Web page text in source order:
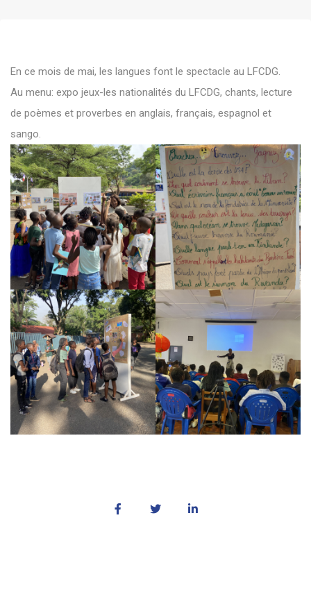
En ce mois de mai, les langues font le spectacle au LFCDG.
Au menu: expo jeux-les nationalités du LFCDG, chants, lecture
de poèmes et proverbes en anglais, français, espagnol et
sango.